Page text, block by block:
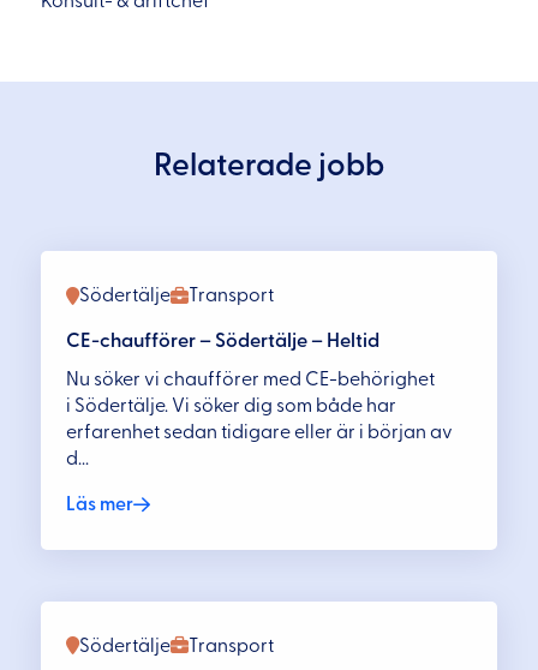
Relaterade jobb
Transport
Södertälje
CE-chaufförer – Södertälje – Heltid
Nu söker vi chaufförer med CE-behörighet
i Södertälje. Vi söker dig som både har
erfarenhet sedan tidigare eller är i början av
d...
Läs mer
Transport
Södertälje